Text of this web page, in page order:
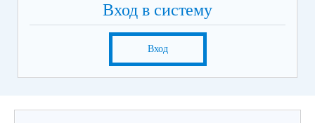
Вход в систему
Вход